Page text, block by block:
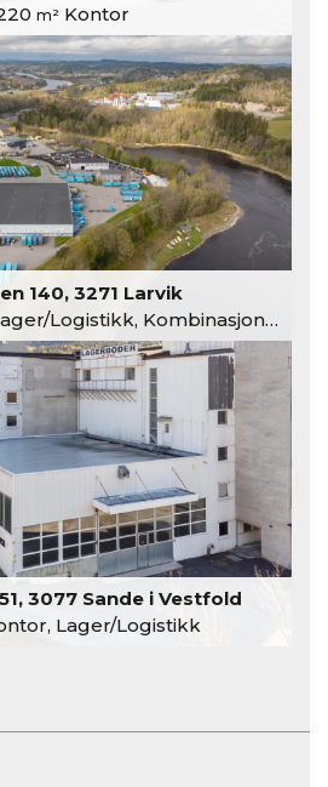
m² Kontor
140, 3271 Larvik
Logistikk, Kombinasjonslokaler
3077 Sande i Vestfold
Lager/Logistikk